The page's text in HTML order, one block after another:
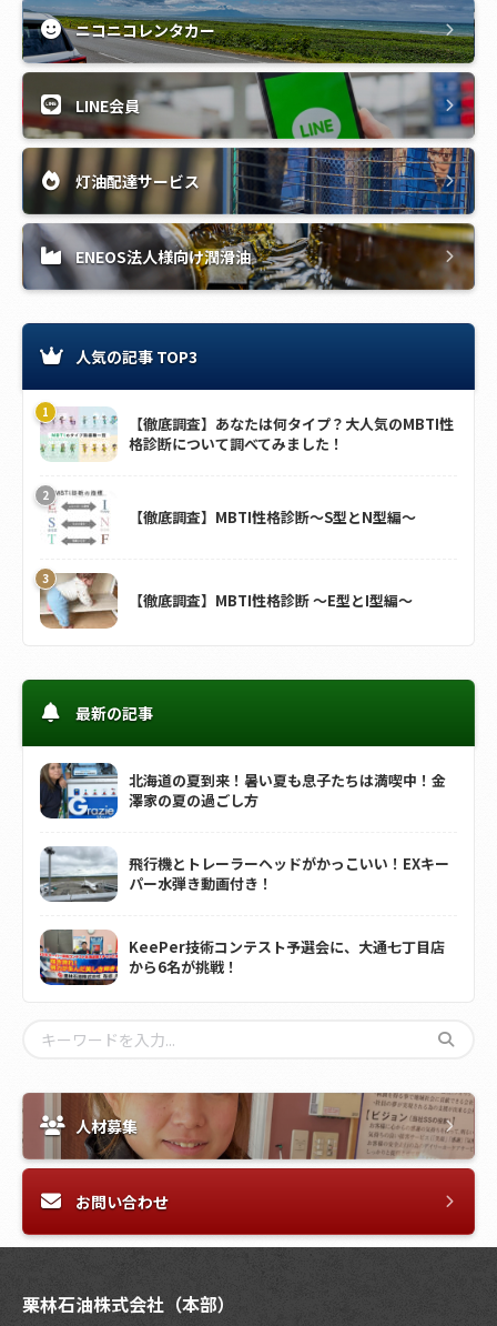
ニコニコレンタカー
LINE会員
灯油配達サービス
ENEOS法人様向け潤滑油
人気の記事 TOP3
【徹底調査】あなたは何タイプ？大人気のMBTI性
格診断について調べてみました！
【徹底調査】MBTI性格診断～S型とN型編～
【徹底調査】MBTI性格診断 ～E型とI型編～
最新の記事
北海道の夏到来！暑い夏も息子たちは満喫中！金
澤家の夏の過ごし方
飛行機とトレーラーヘッドがかっこいい！EXキー
パー水弾き動画付き！
KeePer技術コンテスト予選会に、大通七丁目店
から6名が挑戦！
人材募集
お問い合わせ
栗林石油株式会社（本部）